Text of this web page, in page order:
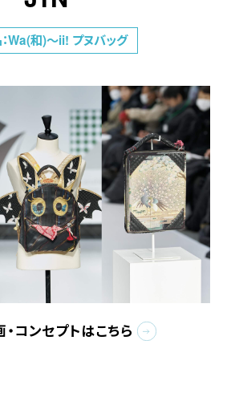
Wa(和)～ii! プヌバッグ
コンセプトはこちら